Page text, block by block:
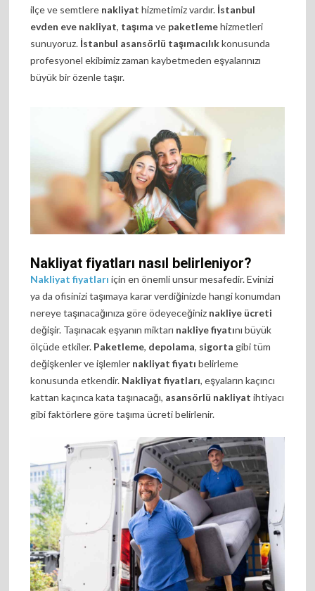
ilçe ve semtlere nakliyat hizmetimiz vardır. İstanbul
evden eve nakliyat, taşıma ve paketlemehizmetleri
sunuyoruz. İstanbul asansörlü taşımacılıkkonusunda
profesyonel ekibimiz zaman kaybetmeden eşyalarınızı
büyük bir özenle taşır.
Nakliyat fiyatları nasıl belirleniyor?
Nakliyat fiyatları için en önemli unsur mesafedir. Evinizi
ya da ofisinizi taşımaya karar verdiğinizde hangi konumdan
nereye taşınacağınıza göre ödeyeceğiniz nakliye ücreti
değişir. Taşınacak eşyanın miktarı nakliye fiyatını büyük
ölçüde etkiler. Paketleme, depolama, sigorta gibi tüm
değişkenler ve işlemler nakliyat fiyatı belirleme
konusunda etkendir. Nakliyat fiyatları, eşyaların kaçıncı
kattan kaçınca kata taşınacağı, asansörlü nakliyat ihtiyacı
gibi faktörlere göre taşıma ücreti belirlenir.